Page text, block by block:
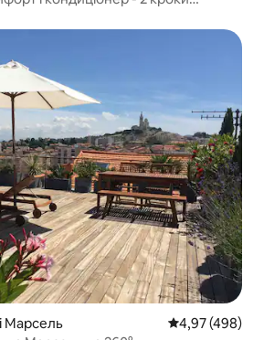
Марсель Середня
4,97 (498)